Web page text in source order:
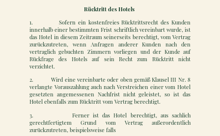
Rücktritt des Hotels
1. Sofern ein kostenfreies Rücktrittsrecht des Kunden
innerhalb einer bestimmten Frist schriftlich vereinbart wurde, ist
das Hotel in diesem Zeitraum seinerseits berechtigt, vom Vertrag
zurückzutreten, wenn Anfragen anderer Kunden nach den
vertraglich gebuchten Zimmern vorliegen und der Kunde auf
Rückfrage des Hotels auf sein Recht zum Rücktritt nicht
verzichtet.
2. Wird eine vereinbarte oder oben gemäß Klausel III Nr. 8
verlangte Vorauszahlung auch nach Verstreichen einer vom Hotel
gesetzten angemessenen Nachfrist nicht geleistet, so ist das
Hotel ebenfalls zum Rücktritt vom Vertrag berechtigt.
3. Ferner ist das Hotel berechtigt, aus sachlich
gerechtfertigtem Grund vom Vertrag außerordentlich
zurückzutreten, beispielsweise falls